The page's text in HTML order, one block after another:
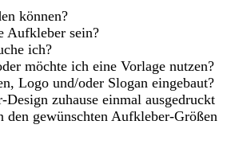
können?
Aufkleber sein?
ich?
möchte ich eine Vorlage nutzen?
Logo und/oder Slogan eingebaut?
zuhause einmal ausgedruckt
den gewünschten Aufkleber-Größen